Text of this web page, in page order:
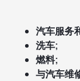
汽车服务
洗车;
燃料;
与汽车维